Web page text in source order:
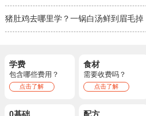
猪肚鸡去哪里学？一锅白汤鲜到眉毛掉
学费
包含哪些费用？
点击了解
食材
需要收费吗？
点击了解
0基础 配方